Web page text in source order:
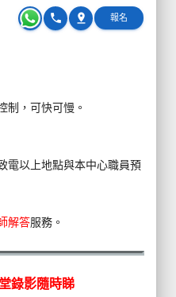
報名
pin_drop
phone
制，可快可慢。
電以上地點與本中心職員預
解答服務。
錄影隨時睇